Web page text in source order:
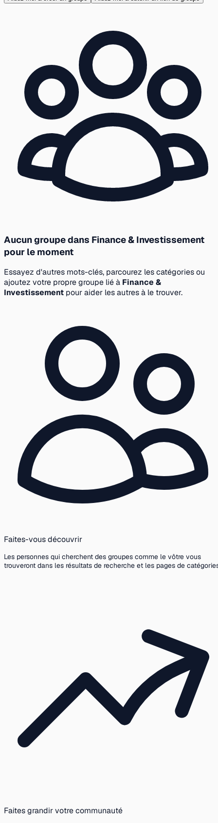
Aucun groupe dans Finance & Investissement
pour le moment
Essayez d'autres mots-clés, parcourez les catégories ou
ajoutez votre propre groupe lié à Finance &
Investissement pour aider les autres à le trouver.
Faites-vous découvrir
Les personnes qui cherchent des groupes comme le vôtre vous
trouveront dans les résultats de recherche et les pages de
Faites grandir votre communauté